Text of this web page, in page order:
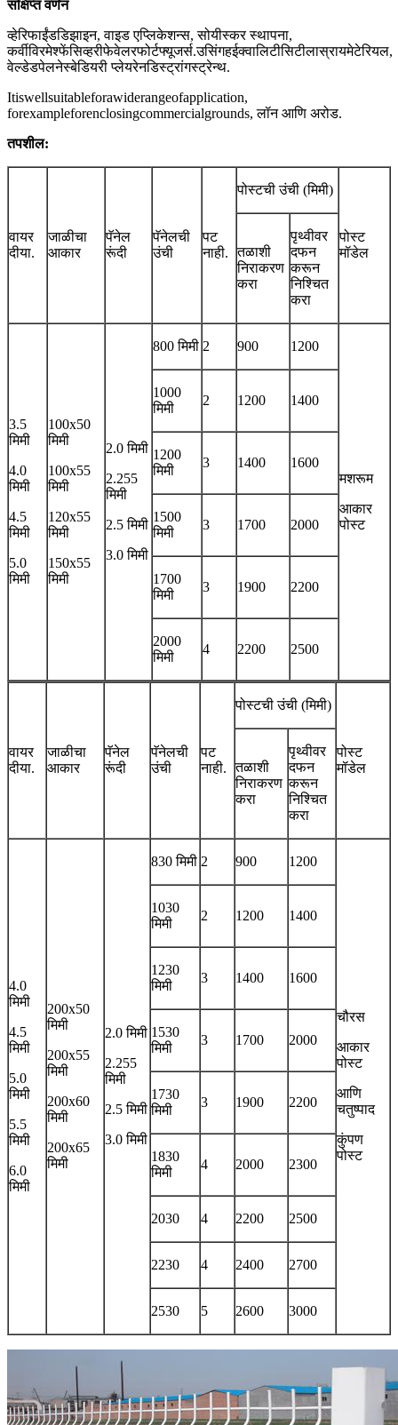
संक्षिप्त वर्णन
व्हेरिफाईंडडिझाइन, वाइड एप्लिकेशन्स, सोयीस्कर स्थापना,
कर्वीविरमेश्फेंसिव्हरीफेवेलरफोर्टफ्यूजर्स.उसिंगहईक्वालिटीसिटीलास्रायमेटेरियल,
वेल्डेडपेलनेस्बेडियरी प्लेयरेनडिस्ट्रांगस्ट्रेन्थ.
Itiswellsuitableforawiderangeofapplication,
forexampleforenclosingcommercialgrounds, लॉन आणि अरोड.
तपशील:
वायर
दीया.
जाळीचा
आकार
पॅनेल
रूंदी
पॅनेलची
उंची
पट
नाही.
पोस्टची उंची (मिमी)
पोस्ट
मॉडेल
तळाशी
निराकरण
करा
पृथ्वीवर
दफन
करून
निश्चित
करा
3.5
मिमी
4.0
मिमी
4.5
मिमी
5.0
मिमी
100x50
मिमी
100x55
मिमी
120x55
मिमी
150x55
मिमी
2.0 मिमी
2.255
मिमी
2.5 मिमी
3.0 मिमी
800 मिमी 2 900 1200
मशरूम
आकार
पोस्ट
1000
मिमी
2 1200 1400
1200
मिमी
3 1400 1600
1500
मिमी
3 1700 2000
1700
मिमी
3 1900 2200
2000
मिमी
4 2200 2500
वायर
दीया.
जाळीचा
आकार
पॅनेल
रूंदी
पॅनेलची
उंची
पट
नाही.
पोस्टची उंची (मिमी)
पोस्ट
मॉडेल
तळाशी
निराकरण
करा
पृथ्वीवर
दफन
करून
निश्चित
करा
4.0
मिमी
4.5
मिमी
5.0
मिमी
5.5
मिमी
6.0
मिमी
200x50
मिमी
200x55
मिमी
200x60
मिमी
200x65
मिमी
2.0 मिमी
2.255
मिमी
2.5 मिमी
3.0 मिमी
830 मिमी 2 900 1200
चौरस
आकार
पोस्ट
आणि
चतुष्पाद
कुंपण
पोस्ट
1030
मिमी
2 1200 1400
1230
मिमी
3 1400 1600
1530
मिमी
3 1700 2000
1730
मिमी
3 1900 2200
1830
मिमी
4 2000 2300
2030 4 2200 2500
2230 4 2400 2700
2530 5 2600 3000